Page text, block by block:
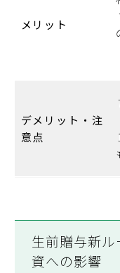
メリット
デメリット・注
意点
生前贈与新
資への影響